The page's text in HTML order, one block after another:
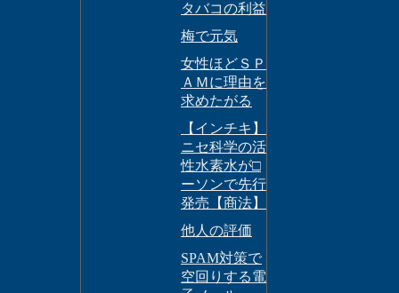
タバコの利益
梅で元気
女性ほどＳＰ
ＡＭに理由を
求めたがる
【インチキ】
ニセ科学の活
性水素水が□
ーソンで先行
発売【商法】
他人の評価
SPAM対策で
空回りする電